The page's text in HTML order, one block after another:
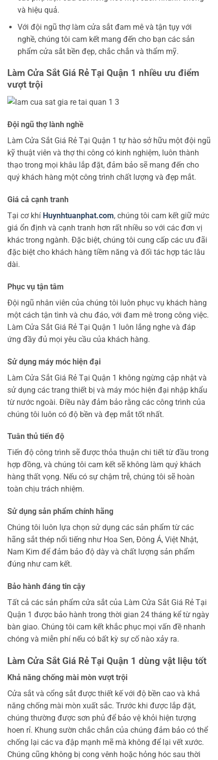
và hiệu quả.
Với đội ngũ thợ làm cửa sắt đam mê và tận tụy với
nghề, chúng tôi cam kết mang đến cho bạn các sản
phẩm cửa sắt bền đẹp, chắc chắn và thẩm mỹ.
Làm Cửa Sắt Giá Rẻ Tại Quận 1 nhiều ưu điểm
vượt trội
Đội ngũ thợ lành nghề
Làm Cửa Sắt Giá Rẻ Tại Quận 1 tự hào sở hữu một đội ngũ
kỹ thuật viên và thợ thi công có kinh nghiệm, luôn thành
thạo trong mọi khâu lắp đặt, đảm bảo sẽ mang đến cho
quý khách hàng một công trình chất lượng và đẹp mắt.
Giá cả cạnh tranh
Tại cơ khí Huynhtuanphat.com, chúng tôi cam kết giữ mức
giá ổn định và cạnh tranh hơn rất nhiều so với các đơn vị
khác trong ngành. Đặc biệt, chúng tôi cung cấp các ưu đãi
đặc biệt cho khách hàng tiềm năng và đối tác hợp tác lâu
dài.
Phục vụ tận tâm
Đội ngũ nhân viên của chúng tôi luôn phục vụ khách hàng
một cách tận tình và chu đáo, với đam mê trong công việc.
Làm Cửa Sắt Giá Rẻ Tại Quận 1 luôn lắng nghe và đáp
ứng đầy đủ mọi yêu cầu của khách hàng.
Sử dụng máy móc hiện đại
Làm Cửa Sắt Giá Rẻ Tại Quận 1 không ngừng cập nhật và
sử dụng các trang thiết bị và máy móc hiện đại nhập khẩu
từ nước ngoài. Điều này đảm bảo rằng các công trình của
chúng tôi luôn có độ bền và đẹp mắt tốt nhất.
Tuân thủ tiến độ
Tiến độ công trình sẽ được thỏa thuận chi tiết từ đầu trong
hợp đồng, và chúng tôi cam kết sẽ không làm quý khách
hàng thất vọng. Nếu có sự chậm trễ, chúng tôi sẽ hoàn
toàn chịu trách nhiệm.
Sử dụng sản phẩm chính hãng
Chúng tôi luôn lựa chọn sử dụng các sản phẩm từ các
hãng sắt thép nổi tiếng như Hoa Sen, Đông Á, Việt Nhật,
Nam Kim để đảm bảo độ dày và chất lượng sản phẩm
đúng như cam kết.
Bảo hành đáng tin cậy
Tất cả các sản phẩm cửa sắt của Làm Cửa Sắt Giá Rẻ Tại
Quận 1 được bảo hành trong thời gian 24 tháng kể từ ngày
bàn giao. Chúng tôi cam kết khắc phục mọi vấn đề nhanh
chóng và miễn phí nếu có bất kỳ sự cố nào xảy ra.
Làm Cửa Sắt Giá Rẻ Tại Quận 1 dùng vật liệu tốt
Khả năng chống mài mòn vượt trội
Cửa sắt và cổng sắt được thiết kế với độ bền cao và khả
năng chống mài mòn xuất sắc. Trước khi được lắp đặt,
chúng thường được sơn phủ để bảo vệ khỏi hiện tượng
hoen rỉ. Khung sườn chắc chắn của chúng đảm bảo có thể
chống lại các va đập mạnh mẽ mà không để lại vết xước.
Chúng cũng không bị cong vênh hoặc hỏng hóc sau thời